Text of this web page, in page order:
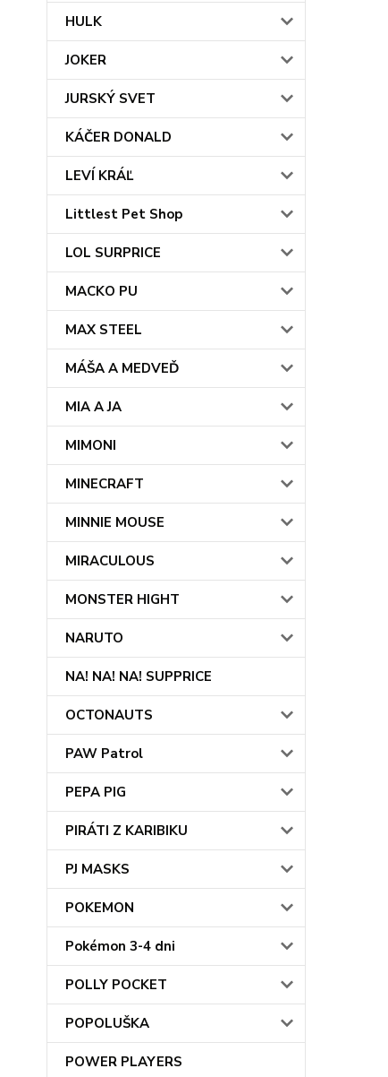
HULK
JOKER
JURSKÝ SVET
KÁČER DONALD
LEVÍ KRÁĽ
Littlest Pet Shop
LOL SURPRICE
MACKO PU
MAX STEEL
MÁŠA A MEDVEĎ
MIA A JA
MIMONI
MINECRAFT
MINNIE MOUSE
MIRACULOUS
MONSTER HIGHT
NARUTO
NA! NA! NA! SUPPRICE
OCTONAUTS
PAW Patrol
PEPA PIG
PIRÁTI Z KARIBIKU
PJ MASKS
POKEMON
Pokémon 3-4 dni
POLLY POCKET
POPOLUŠKA
POWER PLAYERS